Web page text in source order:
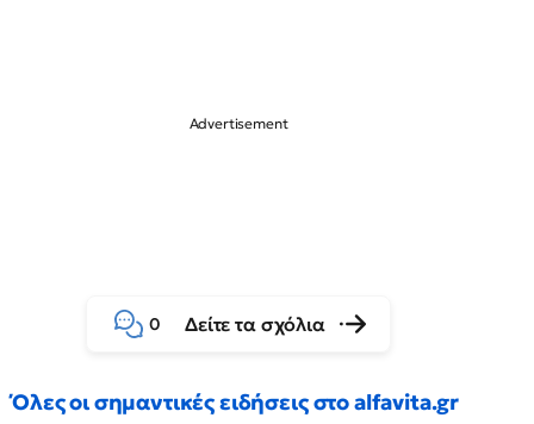
0 Δείτε τα σχόλια
Όλες οι σημαντικές ειδήσεις στο alfavita.gr